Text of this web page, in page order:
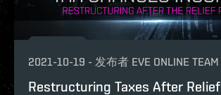
2021-10-19 - 发布者 EVE ONLINE TEAM
Restructuring Taxes After Relief